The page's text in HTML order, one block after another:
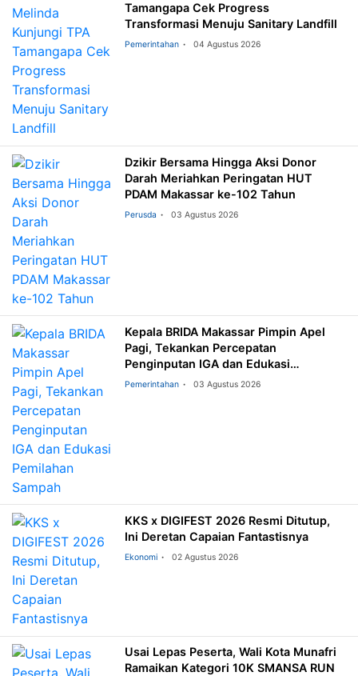
Tamangapa Cek Progress
Transformasi Menuju Sanitary Landfill
Pemerintahan 04 Agustus 2026
Dzikir Bersama Hingga Aksi Donor
Darah Meriahkan Peringatan HUT
PDAM Makassar ke-102 Tahun
Perusda 03 Agustus 2026
Kepala BRIDA Makassar Pimpin Apel
Pagi, Tekankan Percepatan
Penginputan IGA dan Edukasi
Pemilahan Sampah
Pemerintahan 03 Agustus 2026
KKS x DIGIFEST 2026 Resmi Ditutup,
Ini Deretan Capaian Fantastisnya
Ekonomi 02 Agustus 2026
Usai Lepas Peserta, Wali Kota Munafri
Ramaikan Kategori 10K SMANSA RUN